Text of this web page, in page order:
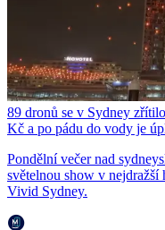
89 dronů se v Sydney
Kč a po pádu do vody je
Pondělní večer nad
světelnou show v
Vivid Sydney.